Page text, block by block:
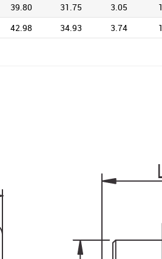
39.80 31.75 3.05
42.98 34.93 3.74